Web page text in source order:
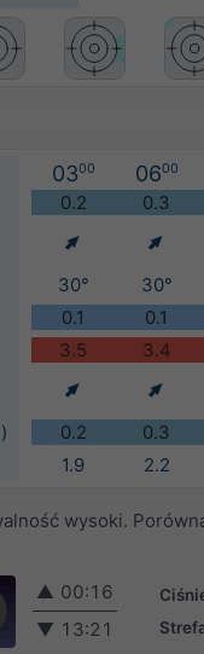
0300 0600
0.2 0.3
30° 30°
0.1 0.1
3.5 3.4
0.2 0.3
1.9 2.2
wysoki.
▲ 00:16
▼ 13:21